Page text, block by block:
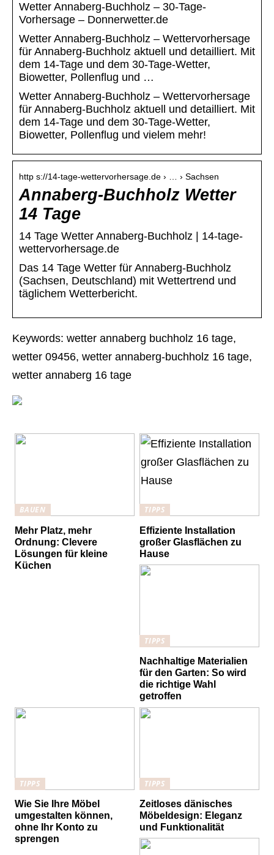
Wetter Annaberg-Buchholz – 30-Tage-
Vorhersage – Donnerwetter.de
Wetter Annaberg-Buchholz – Wettervorhersage
für Annaberg-Buchholz aktuell und detailliert. Mit
dem 14-Tage und dem 30-Tage-Wetter,
Biowetter, Pollenflug und …
Wetter Annaberg-Buchholz – Wettervorhersage
für Annaberg-Buchholz aktuell und detailliert. Mit
dem 14-Tage und dem 30-Tage-Wetter,
Biowetter, Pollenflug und vielem mehr!
http s://14-tage-wettervorhersage.de › … › Sachsen
Annaberg-Buchholz Wetter
14 Tage
14 Tage Wetter Annaberg-Buchholz | 14-tage-
wettervorhersage.de
Das 14 Tage Wetter für Annaberg-Buchholz
(Sachsen, Deutschland) mit Wettertrend und
täglichem Wetterbericht.
Keywords: wetter annaberg buchholz 16 tage,
wetter 09456, wetter annaberg-buchholz 16 tage,
wetter annaberg 16 tage
BAUEN
Mehr Platz, mehr
Ordnung: Clevere
Lösungen für kleine
Küchen
TIPPS
Effiziente Installation
großer Glasflächen zu
Hause
TIPPS
Nachhaltige Materialien
für den Garten: So wird
die richtige Wahl
getroffen
TIPPS
Wie Sie Ihre Möbel
umgestalten können,
ohne Ihr Konto zu
sprengen
TIPPS
Zeitloses dänisches
Möbeldesign: Eleganz
und Funktionalität